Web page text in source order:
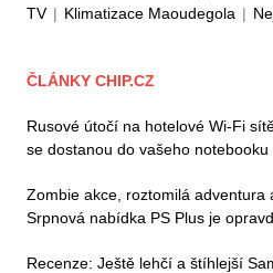
TV | Klimatizace Maoudegola |
ČLÁNKY CHIP.CZ
Rusové útočí na hotelové Wi-Fi
se dostanou do vašeho notebooku
Zombie akce, roztomilá adventura
Srpnová nabídka PS Plus je
Recenze: Ještě lehčí a štíhlejší